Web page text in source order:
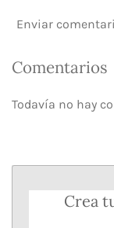
Enviar
Comentarios
Todavía no hay
Crea